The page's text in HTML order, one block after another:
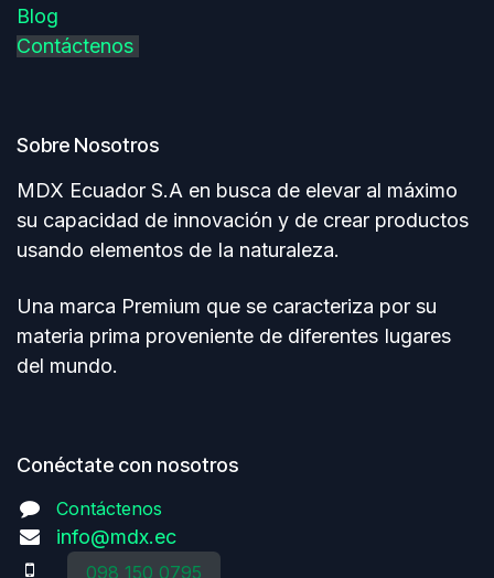
Blog
Contáctenos
Sobre Nosotros
MDX Ecuador S.A en busca de elevar al máximo
su capacidad de innovación y de crear productos
usando elementos de Ia naturaleza.
Una marca Premium que se caracteriza por su
materia prima proveniente de diferentes Iugares
del mundo.
Conéctate con nosotros
Contáctenos
info@mdx.ec
098 150 0795